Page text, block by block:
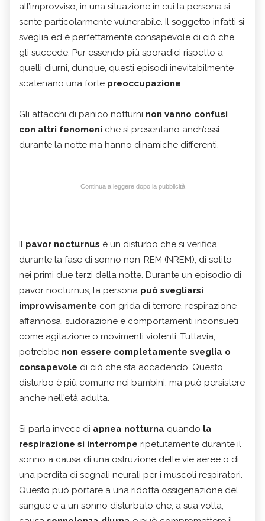
all’improvviso, in una situazione in cui la persona si
sente particolarmente vulnerabile. Il soggetto infatti si
sveglia ed è perfettamente consapevole di ciò che
gli succede. Pur essendo più sporadici rispetto a
quelli diurni, dunque, questi episodi inevitabilmente
scatenano una forte preoccupazione.
Gli attacchi di panico notturni non vanno confusi
con altri fenomeni che si presentano anch’essi
durante la notte ma hanno dinamiche differenti.
Continua a leggere dopo la pubblicità
Il pavor nocturnus è un disturbo che si verifica
durante la fase di sonno non-REM (NREM), di solito
nei primi due terzi della notte. Durante un episodio di
pavor nocturnus, la persona può svegliarsi
improvvisamente con grida di terrore, respirazione
affannosa, sudorazione e comportamenti inconsueti
come agitazione o movimenti violenti. Tuttavia,
potrebbe non essere completamente sveglia o
consapevole di ciò che sta accadendo. Questo
disturbo è più comune nei bambini, ma può persistere
anche nell'età adulta.
Si parla invece di apnea notturna quando la
respirazione si interrompe ripetutamente durante il
sonno a causa di una ostruzione delle vie aeree o di
una perdita di segnali neurali per i muscoli respiratori.
Questo può portare a una ridotta ossigenazione del
sangue e a un sonno disturbato che, a sua volta,